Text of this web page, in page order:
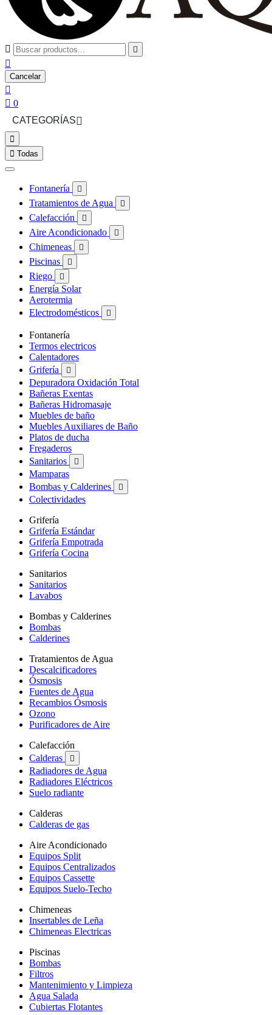
 

Cancelar

 0
CATEGORÍAS

 Todas
Fontanería 
Tratamientos de Agua 
Calefacción 
Aire Acondicionado 
Chimeneas 
Piscinas 
Riego 
Energía Solar
Aerotermia
Electrodomésticos

Fontanería
Termos electricos
Calentadores
Grifería

Depuradora Oxidación Total
Bañeras Exentas
Bañeras Hidromasaje
Muebles de baño
Muebles Auxiliares de Baño
Platos de ducha
Fregaderos
Sanitarios

Mamparas
Bombas y Calderines

Colectividades
Grifería
Grifería Estándar
Grifería Empotrada
Grifería Cocina
Sanitarios
Sanitarios
Lavabos
Bombas y Calderines
Bombas
Calderines
Tratamientos de Agua
Descalcificadores
Ósmosis
Fuentes de Agua
Recambios Ósmosis
Ozono
Purificadores de Aire
Calefacción
Calderas

Radiadores de Agua
Radiadores Eléctricos
Suelo radiante
Calderas
Calderas de gas
Aire Acondicionado
Equipos Split
Equipos Centralizados
Equipos Cassette
Equipos Suelo-Techo
Chimeneas
Insertables de Leña
Chimeneas Electricas
Piscinas
Bombas
Filtros
Mantenimiento y Limpieza
Agua Salada
Cubiertas Flotantes